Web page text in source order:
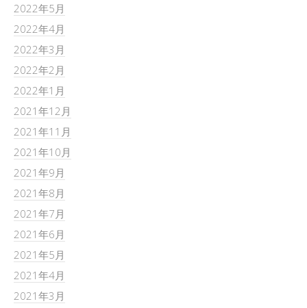
2022年5月
2022年4月
2022年3月
2022年2月
2022年1月
2021年12月
2021年11月
2021年10月
2021年9月
2021年8月
2021年7月
2021年6月
2021年5月
2021年4月
2021年3月